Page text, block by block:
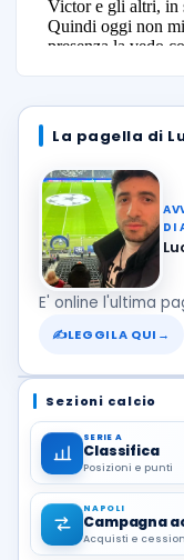
La pagella di
DI
E' online l'ultima
✍LEGGILA QUI →
Sezioni calcio
SERIE A
Classifica
Posizioni e punti
NAPOLI
Campagna
Acquisti e